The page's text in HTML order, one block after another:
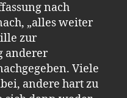
nach
„alles weiter
zur
anderer
Viele
andere hart zu